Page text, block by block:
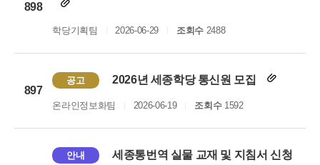
898
학당기획팀 2026-06-29 조회수2488
897
공고 2026년 세종학당 통신원 모집
온라인정보화팀 2026-06-19 조회수1592
안내
세종통번역 실물 교재 및 지침서 신청